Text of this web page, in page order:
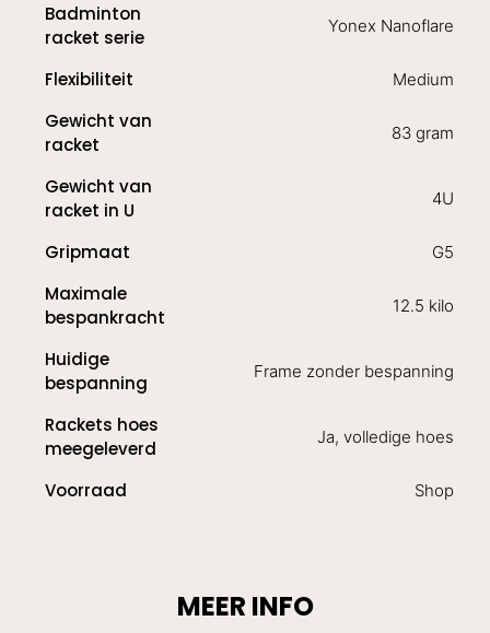
Badminton
racket serie
Yonex Nanoflare
Flexibiliteit Medium
Gewicht van
racket
83 gram
Gewicht van
racket in U
4U
Gripmaat G5
Maximale
bespankracht
12.5 kilo
Huidige
bespanning
Frame zonder bespanning
Rackets hoes
meegeleverd
Ja, volledige hoes
Voorraad Shop
MEER INFO